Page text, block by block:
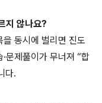
지 않나요?
동시에 벌리면 진도
문제풀이가 무너져 “합
다.